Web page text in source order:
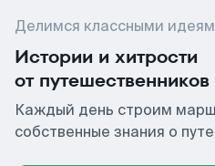
Делимся классными
Истории и хитрости
от путешественников
Каждый день строим
собственные знания о